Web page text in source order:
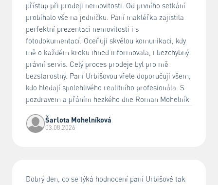
přístup při prodeji nemovitosti. Od prvního setkání
probíhalo vše na jedničku. Paní makléřka zajistila
perfektní prezentaci nemovitosti i s
fotodokumentací. Oceňuji skvělou komunikaci, kdy
mě o každém kroku ihned informovala, i bezchybný
právní servis. Celý proces prodeje byl pro mě
bezstarostný. Paní Urbišovou vřele doporučuji všem,
kdo hledají spolehlivého realitního profesionála. S
pozdravem a přáním hezkého dne Roman Mohelník
Šarlota Mohelníková
03.08.2026
Dobrý den, co se týká hodnocení paní Urbišové tak